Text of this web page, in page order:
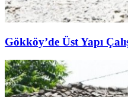
Gökköy’de Üst Yapı